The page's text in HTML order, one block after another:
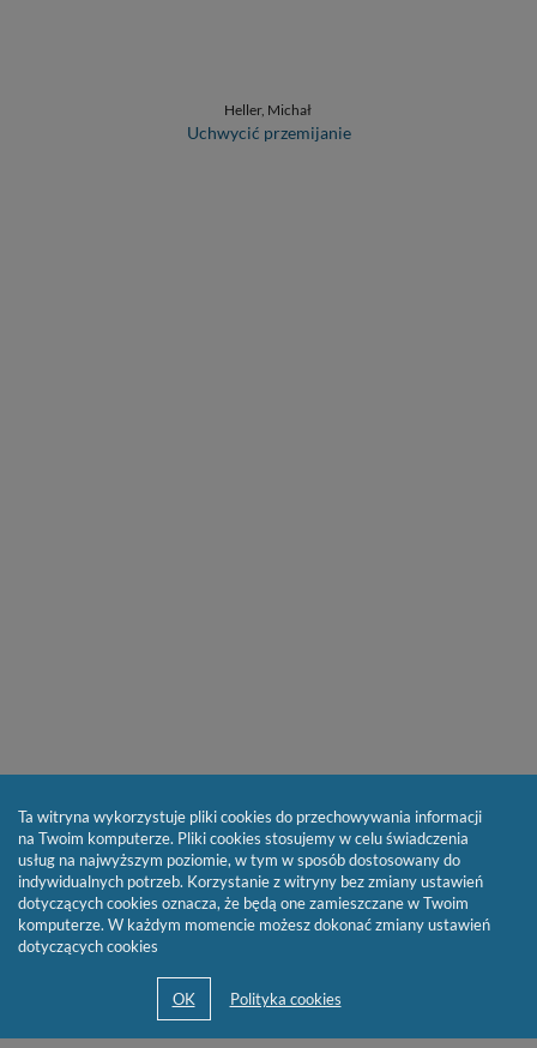
Heller, Michał
Uchwycić przemijanie
Ta witryna wykorzystuje pliki cookies do przechowywania informacji
na Twoim komputerze. Pliki cookies stosujemy w celu świadczenia
usług na najwyższym poziomie, w tym w sposób dostosowany do
indywidualnych potrzeb. Korzystanie z witryny bez zmiany ustawień
dotyczących cookies oznacza, że będą one zamieszczane w Twoim
komputerze. W każdym momencie możesz dokonać zmiany ustawień
dotyczących cookies